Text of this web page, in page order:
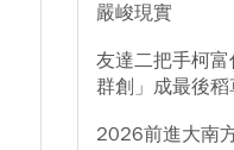
嚴峻現實
友達二把手柯
群創」成最後稻
2026前進大南